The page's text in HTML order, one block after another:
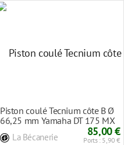
Piston coulé Tecnium côte B Ø
66,25 mm Yamaha DT 175 MX
La Bécanerie 85,00 €
Ports : 5,90 €